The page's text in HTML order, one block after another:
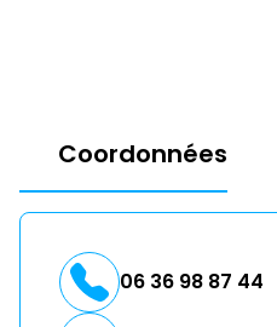
Coordonnées
06 36 98 87 44